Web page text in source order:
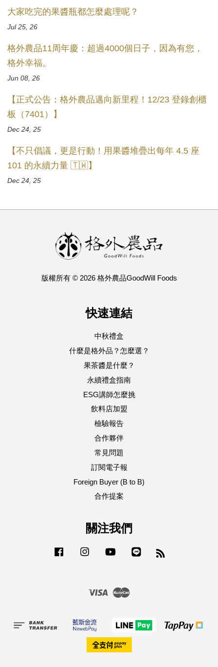
大家吃完的果醬瓶都怎麼處理呢？
Jul 25, 26
格外農品11周年慶：超過4000個日子，因為有您，
格外幸福。
Jun 08, 26
【正式公告：格外農品邁向新里程！12/23 登錄創櫃
板（7401）】
Dec 24, 25
【不只倡議，更是行動！用果醬堆疊出每年 4.5 座
101 的永續力量 🇹🇼】
Dec 24, 25
版權所有 © 2026 格外農品GoodWill Foods
快速連結
中秋禮盒
什麼是格外品？怎麼選？
果茶醬是什麼？
永續禮盒指南
ESG講師怎麼挑
飲料店加盟
檢驗報告
合作夥伴
常見問題
訂閱電子報
Foreign Buyer (B to B)
合作提案
關注我們
Facebook Instagram YouTube
Visa